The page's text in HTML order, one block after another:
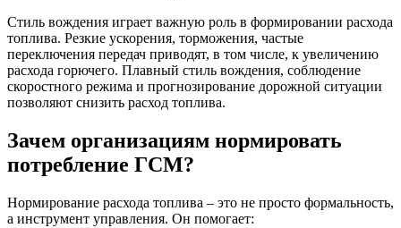
Стиль вождения играет важную роль в формировании расхода
топлива. Резкие ускорения, торможения, частые
переключения передач приводят, в том числе, к увеличению
расхода горючего. Плавный стиль вождения, соблюдение
скоростного режима и прогнозирование дорожной ситуации
позволяют снизить расход топлива.
Зачем организациям нормировать
потребление ГСМ?
Нормирование расхода топлива – это не просто формальность,
а инструмент управления. Он помогает: